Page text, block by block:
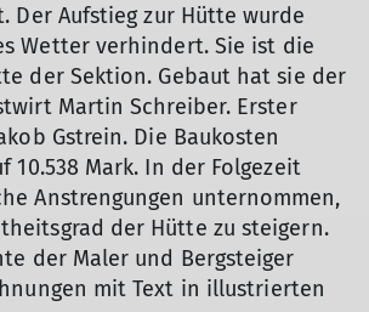
Der Aufstieg zur Hütte wurde
Wetter verhindert. Sie ist die
der Sektion. Gebaut hat sie der
Martin Schreiber. Erster
Gstrein. Die Baukosten
10.538 Mark. In der Folgezeit
Anstrengungen unternommen,
der Hütte zu steigern.
der Maler und Bergsteiger
mit Text in illustrierten